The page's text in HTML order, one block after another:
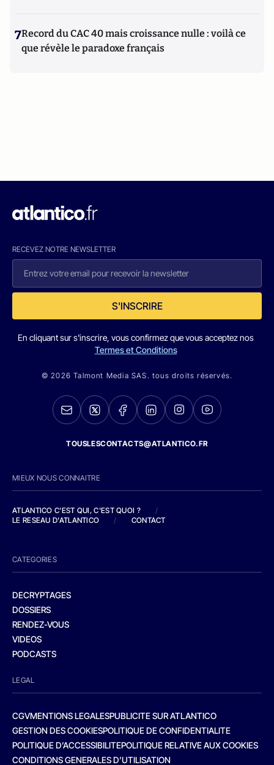
7Record du CAC 40 mais croissance nulle : voilà ce
que révèle le paradoxe français
RECEVEZ NOTRE NEWSLETTER
S'INSCRIRE
En cliquant sur s'inscrire, vous confirmez que vous acceptez nos
Termes et Conditions
© 2026 Talmont Media SAS. tous droits réservés.
TOUSLESCONTACTS@ATLANTICO.FR
MIEUX NOUS CONNAITRE
ATLANTICO C'EST QUI, C'EST QUOI ?
/
LE RESEAU D'ATLANTICO
/ CONTACT
CATEGORIES
DECRYPTAGES
DOSSIERS
RENDEZ-VOUS
VIDEOS
PODCASTS
LEGAL
CGVMENTIONS LEGALESPUBLICITE SUR ATLANTICO
GESTION DES COOKIESPOLITIQUE DE CONFIDENTIALITE
POLITIQUE D’ACCESSIBILITEPOLITIQUE RELATIVE AUX COOKIES
CONDITIONS GENERALES D’UTILISATION